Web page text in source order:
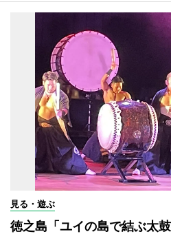
見る・遊ぶ
徳之島「ユイの島で結ぶ太